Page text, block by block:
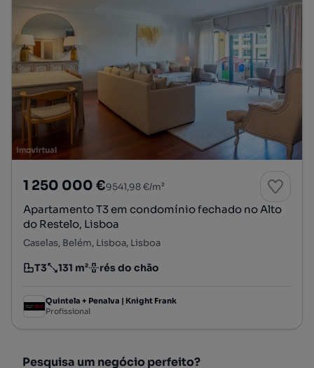
1 250 000 €9541,98 €/m²
Apartamento T3 em condomínio fechado no Alto
do Restelo, Lisboa
Caselas, Belém, Lisboa, Lisboa
Tipologia
T3
Preço por metro quadrado
131 m²
Andar rés do chão
Quintela + Penalva | Knight Frank
Profissional
Pesquisa um negócio perfeito?